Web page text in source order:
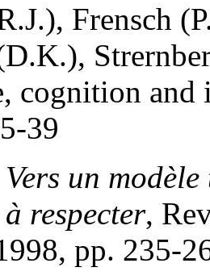
Frensch
cognition
39
Vers un
respecter,
pp. 235-